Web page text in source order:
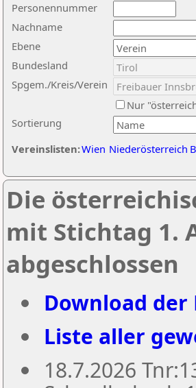
Nachname
Ebene
Sortierung
Personennummer
Bundesland
Spgem./Kreis/Verein
Nur
Vereinslisten:Wien Niederösterreich
Die
mit Stichtag 1.
abgeschlossen
Download der
Liste aller
18.7.2026